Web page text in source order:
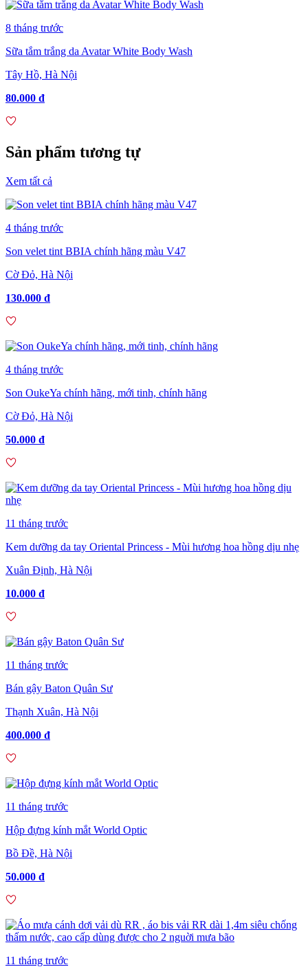
8 tháng trước
Sữa tắm trắng da Avatar White Body Wash
Tây Hồ, Hà Nội
80.000 đ
Sản phẩm tương tự
Xem tất cả
4 tháng trước
Son velet tint BBIA chính hãng màu V47
Cờ Đỏ, Hà Nội
130.000 đ
4 tháng trước
Son OukeYa chính hãng, mới tinh, chính hãng
Cờ Đỏ, Hà Nội
50.000 đ
11 tháng trước
Kem dưỡng da tay Oriental Princess - Mùi hương hoa hồng dịu nhẹ
Xuân Định, Hà Nội
10.000 đ
11 tháng trước
Bán gậy Baton Quân Sư
Thạnh Xuân, Hà Nội
400.000 đ
11 tháng trước
Hộp đựng kính mắt World Optic
Bồ Đề, Hà Nội
50.000 đ
11 tháng trước